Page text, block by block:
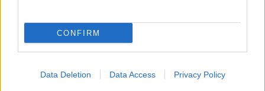
CONFIRM
Data Deletion Data Access Privacy Policy
Amire többmillióan vártunk: szombattól
másodfokúra csökken a riasztás